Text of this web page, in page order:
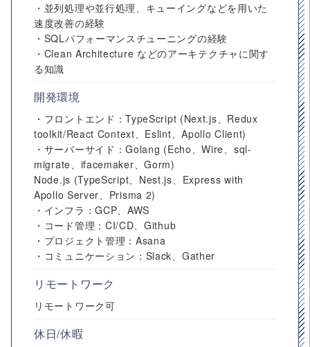
・並列処理や並行処理、キューイングなどを用いた
速度改善の経験
・SQLパフォーマンスチューニングの経験
・Clean Architecture などのアーキテクチャに関す
る知識
開発環境
・フロントエンド：TypeScript (Next.js、Redux
toolkit/React Context、Eslint、Apollo Client)
・サーバーサイド：Golang (Echo、Wire、sql-
migrate、ifacemaker、Gorm)
Node.js (TypeScript、Nest.js、Express with
Apollo Server、Prisma 2)
・インフラ：GCP、AWS
・コード管理：CI/CD、Github
・プロジェクト管理：Asana
・コミュニケーション：Slack、Gather
リモートワーク
リモートワーク可
休日/休暇